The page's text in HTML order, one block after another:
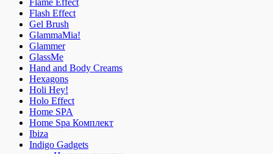
Flame Effect
Flash Effect
Gel Brush
GlammaMia!
Glammer
GlassMe
Hand and Body Creams
Hexagons
Holi Hey!
Holo Effect
Home SPA
Home Spa Комплект
Ibiza
Indigo Gadgets